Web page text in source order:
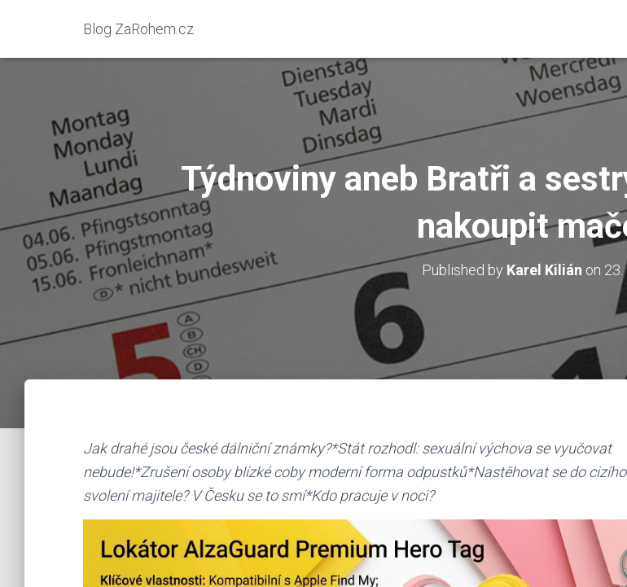
Blog ZaRohem.cz
Týdnoviny aneb Bratři a
nakoupit
Published by Karel Kilián on 23.
Jak drahé jsou české dálniční známky?*Stát rozhodl: sexuální výchova se vyučovat
nebude!*Zrušení osoby blízké coby moderní forma odpustků*Nastěhovat se do
svolení majitele? V Česku se to smí*Kdo pracuje v noci?